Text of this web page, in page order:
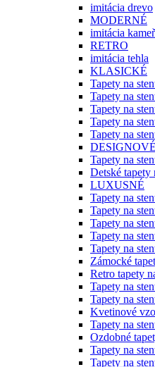
imitácia drevo
MODERNÉ
imitácia
RETRO
imitácia tehla
KLASICKÉ
Tapety na
Tapety na
Tapety na
Tapety na
Tapety na
DESIGNOVÉ
Tapety na
Detské tapety
LUXUSNÉ
Tapety na
Tapety na
Tapety na
Tapety na
Tapety na
Zámocké
Retro tapety
Tapety na
Tapety na
Kvetinové
Tapety na
Ozdobné
Tapety na
Tapety na